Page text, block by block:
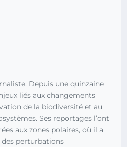
Depuis une quinzaine
liés aux changements
de la biodiversité et au
Ses reportages l’ont
aux zones polaires, où il a
perturbations